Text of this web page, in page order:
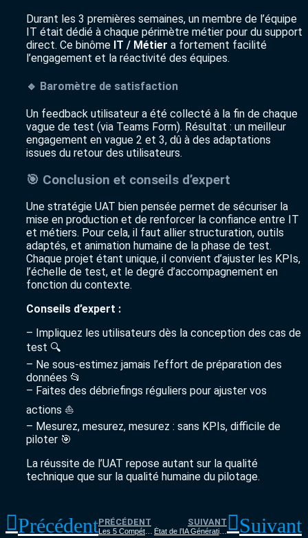
Durant les 3 premières semaines, un membre de l’équipe
IT était dédié à chaque périmètre métier pour du support
direct. Ce binôme IT / Métier a fortement facilité
l’engagement et la réactivité des équipes.
🔹 Baromètre de satisfaction
Un feedback utilisateur a été collecté à la fin de chaque
vague de test (via Teams Form). Résultat : un meilleur
engagement en vague 2 et 3, dû à des adaptations
issues du retour des utilisateurs.
🎯 Conclusion et conseils d’expert
Une stratégie UAT bien pensée permet de sécuriser la
mise en production et de renforcer la confiance entre IT
et métiers. Pour cela, il faut allier structuration, outils
adaptés, et animation humaine de la phase de test.
Chaque projet étant unique, il convient d’ajuster les KPIs,
l’échelle de test, et le degré d’accompagnement en
fonction du contexte.
Conseils d’expert :
– Impliquez les utilisateurs dès la conception des cas de
test 🔍
– Ne sous-estimez jamais l’effort de préparation des
données 📂
– Faites des débriefings réguliers pour ajuster vos
actions ⛵
– Mesurez, mesurez, mesurez : sans KPIs, difficile de
piloter 🎯
La réussite de l’UAT repose autant sur la qualité
technique que sur la qualité humaine du pilotage.
PrécédentPRÉCÉDENT SUIVANT
État de l’IA Générative : quelle place pour les DSI ? Suivant